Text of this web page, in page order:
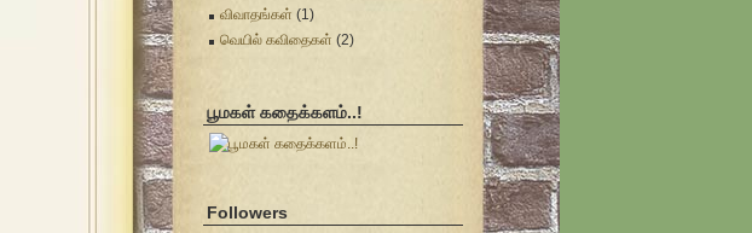
விவாதங்கள் (1)
வெயில் கவிதைகள் (2)
பூமகள் கதைக்களம்..!
Followers